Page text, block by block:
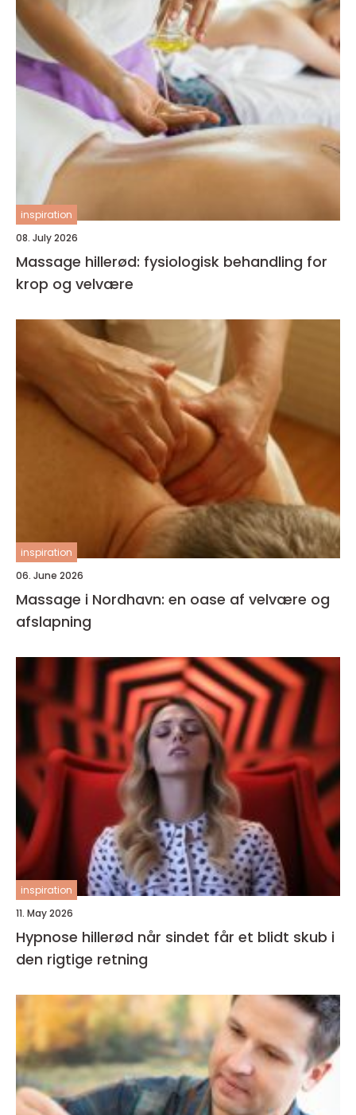
inspiration
08. July 2026
Massage hillerød: fysiologisk behandling for
krop og velvære
inspiration
06. June 2026
Massage i Nordhavn: en oase af velvære og
afslapning
inspiration
11. May 2026
Hypnose hillerød når sindet får et blidt skub i
den rigtige retning